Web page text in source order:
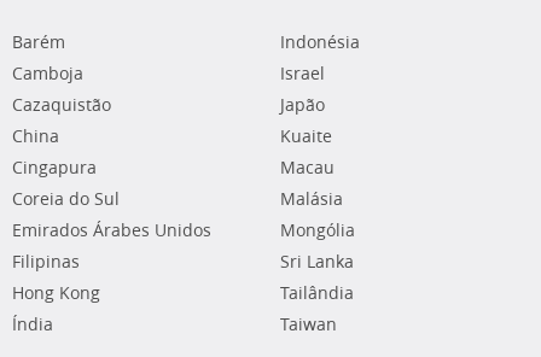
Barém
Camboja
Cazaquistão
China
Cingapura
Coreia do Sul
Emirados Árabes Unidos
Filipinas
Hong Kong
Índia
Indonésia
Israel
Japão
Kuaite
Macau
Malásia
Mongólia
Sri Lanka
Tailândia
Taiwan